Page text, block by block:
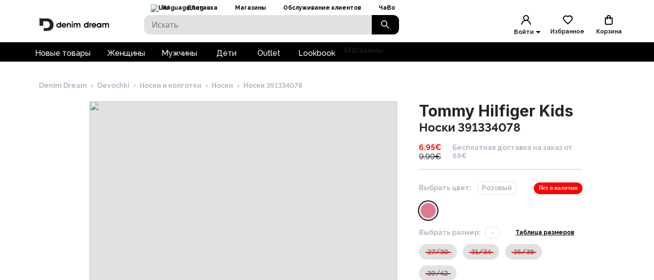
RU Доставка Магазины Обслуживание клиентов ЧаВо
Войти Избранное Корзина
Новые товары Женщины Мужчины Дети Outlet Lookbook Магазины
Denim Dream › Devochki › Носки и колготки › Носки › Носки 391334078
Tommy Hilfiger Kids
Носки 391334078
6.95€
9.99€
Бесплатная доставка на заказ от
69€
Выбрать цвет: Розовый Нет в наличии
Выбрать размер: - Таблица размеров
27/30 31/34 35/38
39/42